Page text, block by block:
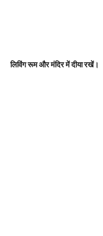
लिविंग रूम और मंदिर में दीया रखें।